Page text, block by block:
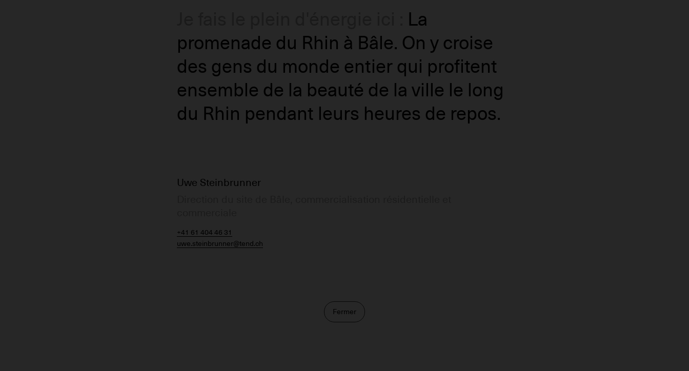
La
promenade du Rhin à Bâle. On y croise
des gens du monde entier qui profitent
ensemble de la beauté de la ville le long
du Rhin pendant leurs heures de repos.
Uwe Steinbrunner
phone
+41 61 404 46 31
e-mail
uwe.steinbrunner@tend.ch
Fermer